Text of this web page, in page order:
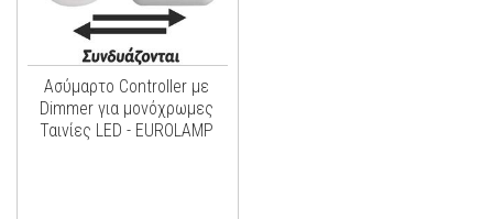
Ασύμαρτο Controller με
Dimmer για μονόχρωμες
Ταινίες LED - EUROLAMP